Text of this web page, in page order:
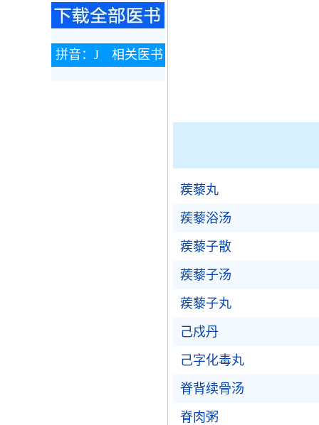
蒺藜丸
蒺藜浴汤
蒺藜子散
蒺藜子汤
蒺藜子丸
己戍丹
己字化毒丸
脊背续骨汤
脊肉粥
拼音：J 相关医书